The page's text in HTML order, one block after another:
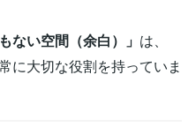
ない空間（余白）」 は、
に大切な役割を持っていま